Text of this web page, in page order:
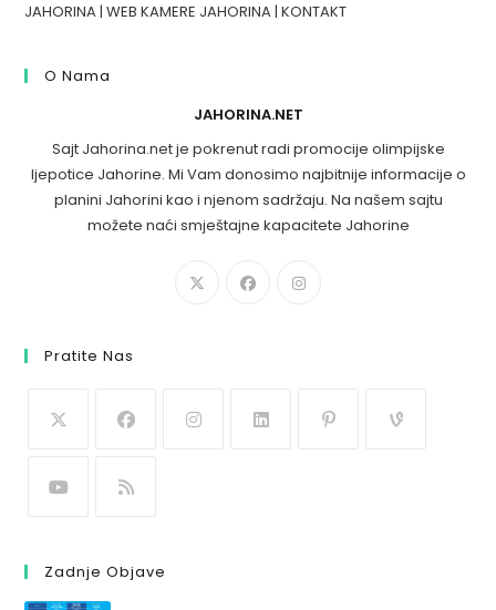
JAHORINA |WEB KAMERE JAHORINA |KONTAKT
O Nama
JAHORINA.NET
Sajt Jahorina.net je pokrenut radi promocije olimpijske
ljepotice Jahorine. Mi Vam donosimo najbitnije informacije o
planini Jahorini kao i njenom sadržaju. Na našem sajtu
možete naći smještajne kapacitete Jahorine
Pratite Nas
Zadnje Objave